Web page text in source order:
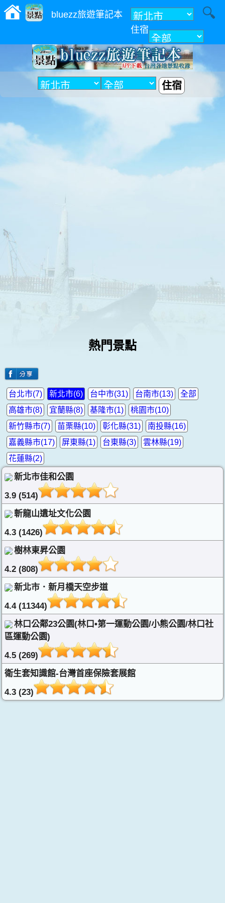
bluezz旅遊筆記本
住宿
附近
住宿
熱門景點
全部
台北市(7) 新北市(6) 台中市(31)
台南市(13)
高雄市(8)
宜蘭縣(8) 基隆市(1)
桃園市(10)
新竹縣市(7)
苗栗縣(10) 彰化縣(31)
南投縣(16)
嘉義縣市(17)
屏東縣(1) 台東縣(3)
雲林縣(19)
花蓮縣(2)
新北市佳和公園
3.9 (514)
斬龍山遺址文化公園
4.3 (1426)
樹林東昇公園
4.2 (808)
新北市．新月橋天空步道
4.4 (11344)
林口公鄰23公園(林口•第一運動公園/小熊公園/林口社
區運動公園)
4.5 (269)
衛生套知識館-台灣首座保險套展館
4.3 (23)